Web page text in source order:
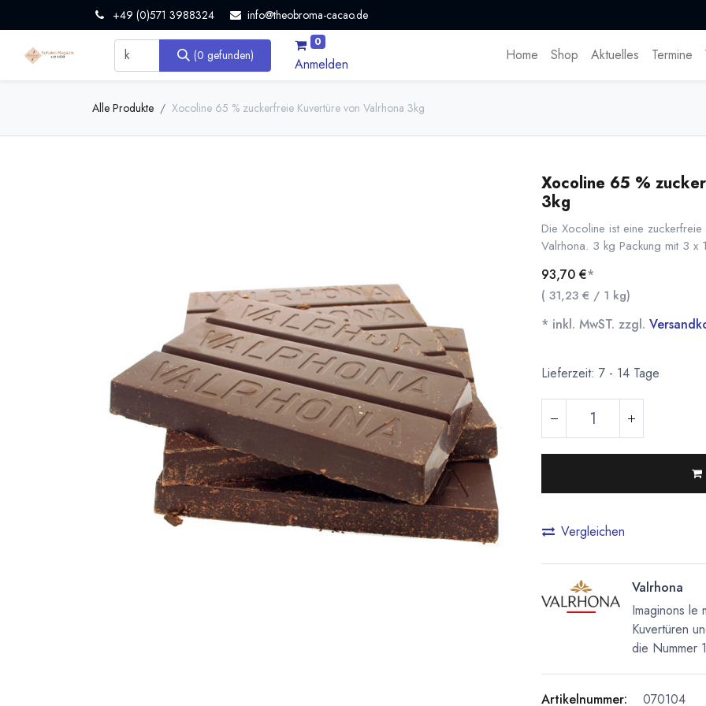
+49 (0)571 3988324 info@theobroma-cacao.de
(0 gefunden)
0
Anmelden
Home Shop Aktuelles Termine
Alle Produkte Xocoline 65 % zuckerfreie Kuvertüre von Valrhona 3kg
Xocoline 65 %
3kg
Die Xocoline ist eine
Valrhona. 3 kg Packung mit 3 x
93,70 €*
( 31,23 € / 1 kg)
* inkl. MwST. zzgl.
Lieferzeit: 7 - 14 Tage
Vergleichen
Valrhona
Imaginons le
Kuvertüren
die Nummer
Artikelnummer: 070104